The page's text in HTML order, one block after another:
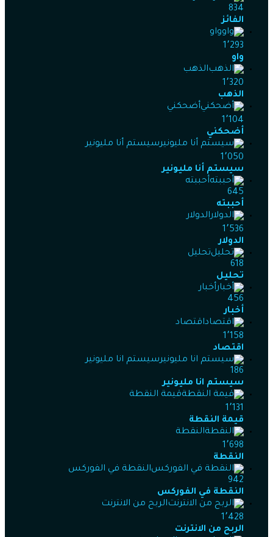
834
الفائز
واو
1٬293
واو
الذهب
1٬320
الذهب
أضحكني
1٬104
أضحكني
سيستم أنا مليونير
1٬050
سيستم أنا مليونير
أحببته
645
أحببته
الدولار
1٬536
الدولار
تحليل
618
تحليل
أخبار
456
أخبار
اقتصاد
1٬158
اقتصاد
سيستم انا مليونير
186
سيستم انا مليونير
قيمة النقطة
1٬131
قيمة النقطة
النقطة
1٬698
النقطة
النقطة في الفوركس
942
النقطة في الفوركس
الربح من الانترنت
1٬428
الربح من الانترنت